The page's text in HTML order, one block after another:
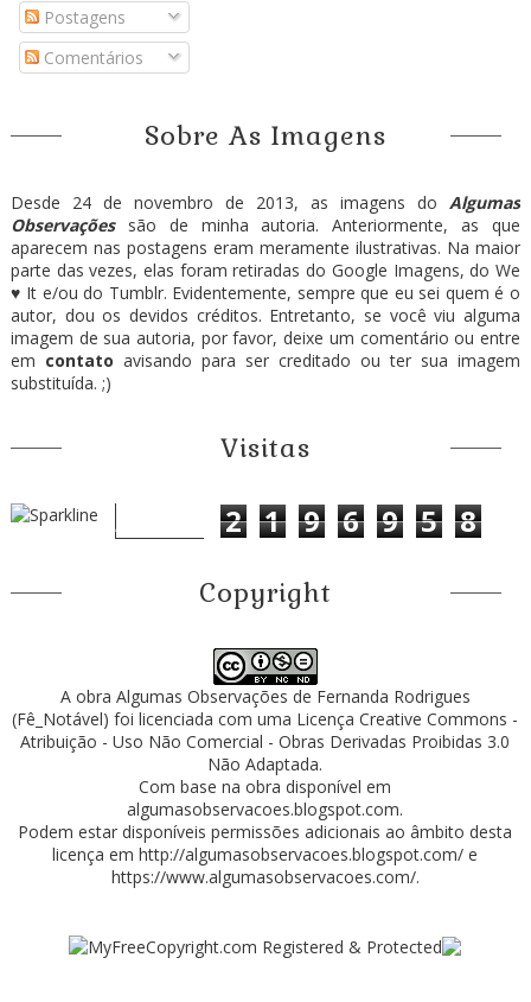
Postagens
Comentários
Sobre As Imagens
Desde 24 de novembro de 2013, as imagens doAlgumas
Observaçõessão de minha autoria. Anteriormente, as que
aparecem nas postagens eram meramente ilustrativas. Na maior
parte das vezes, elas foram retiradas do Google Imagens, do We
♥ It e/ou do Tumblr. Evidentemente, sempre que eu sei quem é o
autor, dou os devidos créditos. Entretanto, se você viu alguma
imagem de sua autoria, por favor, deixe um comentário ou entre
em contato avisando para ser creditado ou ter sua imagem
substituída. ;)
Visitas
2 1 9 6 9 5 8
Copyright
A obra Algumas Observações de Fernanda Rodrigues
(Fê_Notável) foi licenciada com uma LicençaCreative Commons -
Atribuição - Uso Não Comercial - Obras Derivadas Proibidas 3.0
Não Adaptada.
Com base na obra disponível em
algumasobservacoes.blogspot.com.
Podem estar disponíveis permissões adicionais ao âmbito desta
licença emhttp://algumasobservacoes.blogspot.com/ e
https://www.algumasobservacoes.com/.